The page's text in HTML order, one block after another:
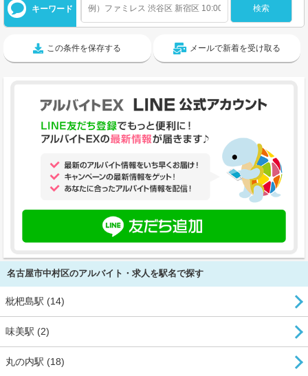
キーワード
この条件を保存する メールで新着を受け取る
名古屋市中村区のアルバイト・求人を駅名で探す
枇杷島駅 (14)
味美駅 (2)
丸の内駅 (18)